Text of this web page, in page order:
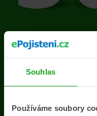
Souhlas
Používáme soubory
Na